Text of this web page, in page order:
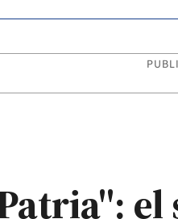
el